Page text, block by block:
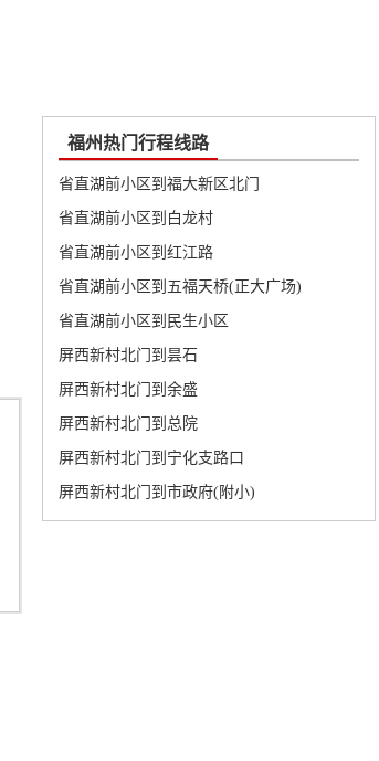
福州热门行程线路
省直湖前小区到福大新区北门
省直湖前小区到白龙村
省直湖前小区到红江路
省直湖前小区到五福天桥(正大广场)
省直湖前小区到民生小区
屏西新村北门到昙石
屏西新村北门到余盛
屏西新村北门到总院
屏西新村北门到宁化支路口
屏西新村北门到市政府(附小)